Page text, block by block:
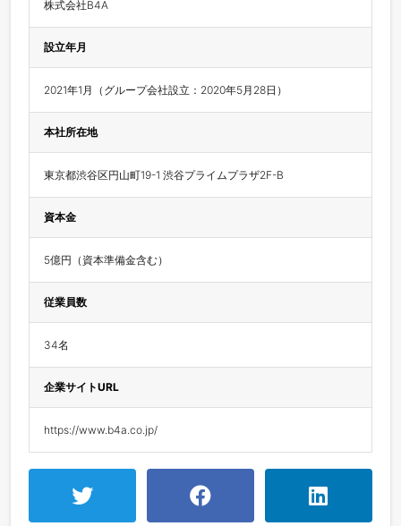
株式会社B4A
設立年月
2021年1月（グループ会社設立：2020年5月28日）
本社所在地
東京都渋谷区円山町19-1 渋谷プライムプラザ2F-B
資本金
5億円（資本準備金含む）
従業員数
34名
企業サイトURL
https://www.b4a.co.jp/